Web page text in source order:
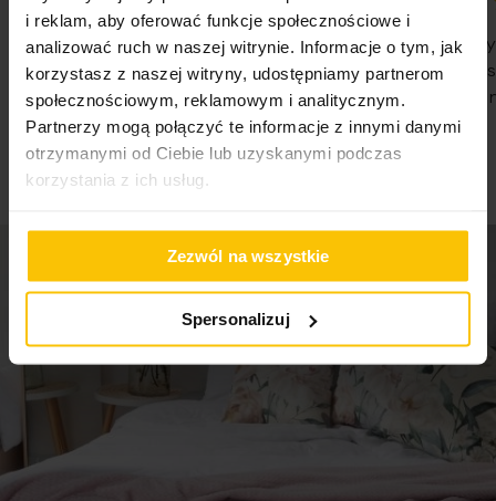
i reklam, aby oferować funkcje społecznościowe i
analizować ruch w naszej witrynie. Informacje o tym, jak
korzystasz z naszej witryny, udostępniamy partnerom
społecznościowym, reklamowym i analitycznym.
Partnerzy mogą połączyć te informacje z innymi danymi
otrzymanymi od Ciebie lub uzyskanymi podczas
korzystania z ich usług.
Zezwól na wszystkie
Spersonalizuj
Zestaw może zawierać dodatkowe elementy,
zabezpieczające przed ewentualnymi uszkodzeniami
podczas dostawy. Kompozycja jest przygotowywana dla
klienta po złożeniu zamówienia. Uprzejmie informujemy, że
czas na przygotowanie zestawu prezentowego wynosi 3-5
dni roboczych.
100%
WSZYSTKO SPRAWNIE SZYBKA
DOSTAWA POLECAM
07-08-2026
100%
Nie
Państwa
Nie traćcie
07-08-2026